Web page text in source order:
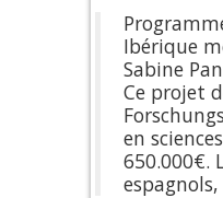
Ibérique
Sabine
Ce projet
en
650.000€.